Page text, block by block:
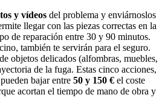
y vídeos del problema y enviárnoslos
llegar con las piezas correctas en la
de reparación entre 30 y 90 minutos.
también te servirán para el seguro.
de objetos delicados (alfombras, muebles,
de la fuga. Estas cinco acciones,
bajar entre 50 y 150 € el coste
acortan el tiempo de mano de obra y